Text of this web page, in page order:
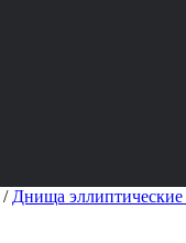
/ Днища